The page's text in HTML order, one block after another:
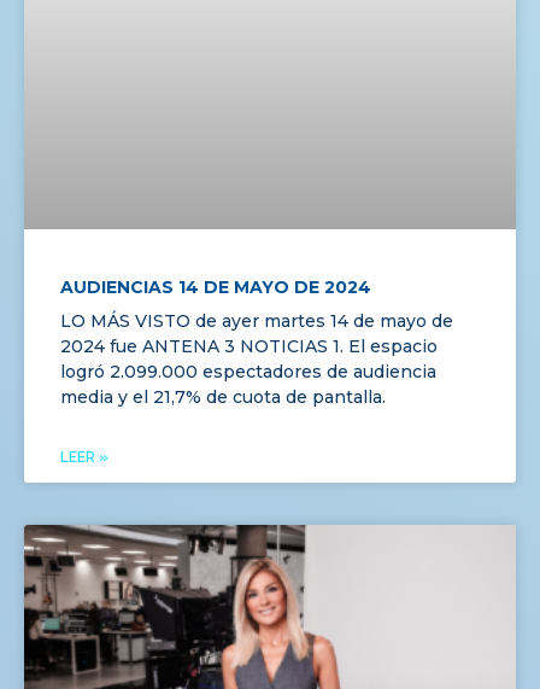
AUDIENCIAS 14 DE MAYO DE 2024
LO MÁS VISTO de ayer martes 14 de mayo de
2024 fue ANTENA 3 NOTICIAS 1. El espacio
logró 2.099.000 espectadores de audiencia
media y el 21,7% de cuota de pantalla.
LEER »